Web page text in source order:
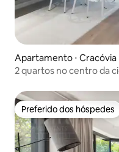
Apartamento ⋅ Cracóvia
2 quartos no centro da
Preferido dos hóspedes
Preferido dos hóspedes